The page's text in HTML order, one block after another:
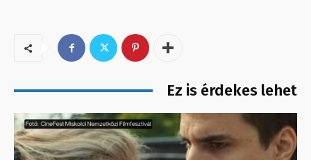
Ez is érdekes lehet